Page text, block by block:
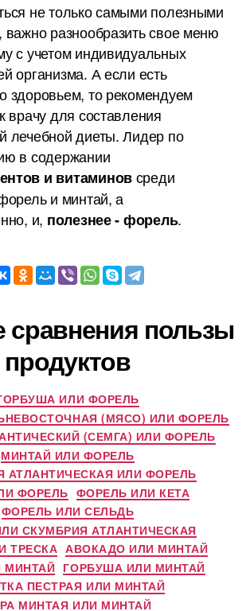
не только самыми полезными
важно разнообразить свое меню
с учетом индивидуальных
организма. А если есть
здоровьем, то рекомендуем
врачу для составления
лечебной диеты. Лидер по
в содержании
и витаминовсреди
и минтай, а
и, полезнее - форель.
сравнения пользы
продуктов
ИЛИ ФОРЕЛЬ
(МЯСО) ИЛИ ФОРЕЛЬ
(СЕМГА) ИЛИ ФОРЕЛЬ
МИНТАЙ ИЛИ ФОРЕЛЬ
АТЛАНТИЧЕСКАЯ ИЛИ ФОРЕЛЬ
ФОРЕЛЬ ФОРЕЛЬ ИЛИ КЕТА
ФОРЕЛЬ ИЛИ СЕЛЬДЬ
СКУМБРИЯ АТЛАНТИЧЕСКАЯ
ТРЕСКА АВОКАДО ИЛИ МИНТАЙ
МИНТАЙ ГОРБУША ИЛИ МИНТАЙ
ПЕСТРАЯ ИЛИ МИНТАЙ
МИНТАЯ ИЛИ МИНТАЙ